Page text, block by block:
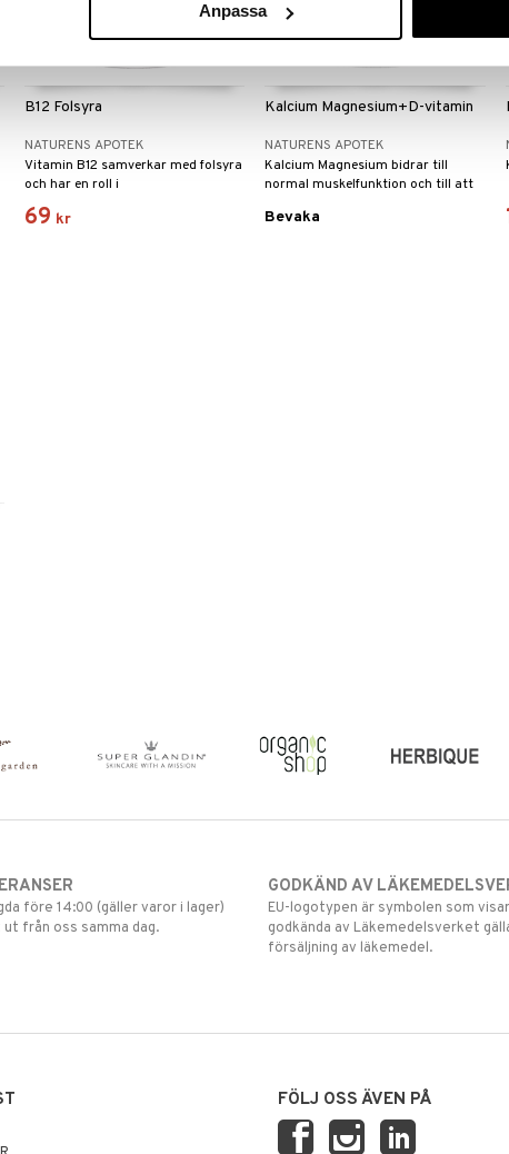
Anpassa
B12 Folsyra
NATURENS APOTEK
Vitamin B12 samverkar med folsyra
och har en roll i
celldelningsprocessen.
69 kr
Kalcium Magnesium+D-vitamin
NATURENS APOTEK
Kalcium Magnesium bidrar till
normal muskelfunktion och till att
Bevaka
före 14:00 (gäller varor i lager)
från oss samma dag.
GODKÄND AV
EU-logotypen är symbolen som
godkända av Läkemedelsverket
försäljning av läkemedel.
FÖLJ OSS ÄVEN PÅ